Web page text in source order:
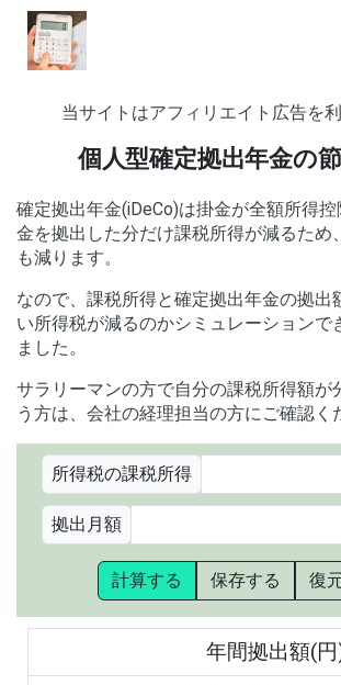
当サイトはアフィリエイト広告を
個人型確定拠出年金の
確定拠出年金(iDeCo)は掛金が全額所得
金を拠出した分だけ課税所得が減るため
も減ります。
なので、課税所得と確定拠出年金の拠出
い所得税が減るのかシミュレーションで
ました。
サラリーマンの方で自分の課税所得額が
う方は、会社の経理担当の方にご確認く
所得税の課税所得
拠出月額
計算する 保存する 復
年間拠出額(